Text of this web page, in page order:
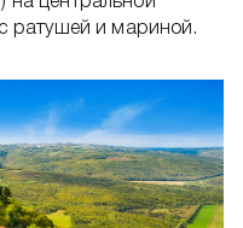
ратушей и мариной.